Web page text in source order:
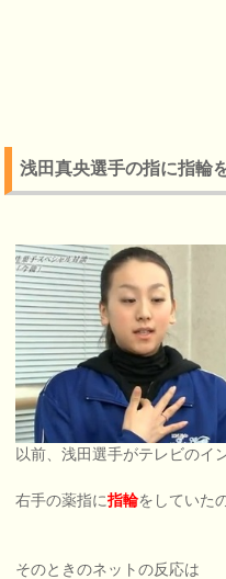
浅田真央選手の指に指輪
以前、浅田選手がテレビのイ
右手の薬指に指輪をしていた
そのときのネットの反応は